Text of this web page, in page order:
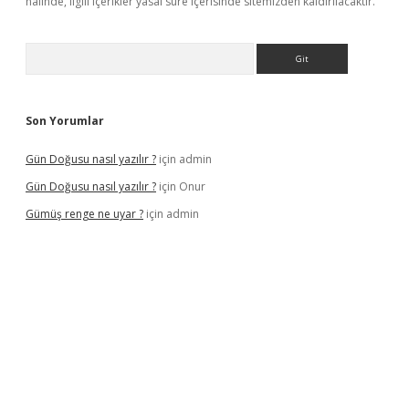
Son Yorumlar
Gün Doğusu nasıl yazılır ? için admin
Gün Doğusu nasıl yazılır ? için Onur
Gümüş renge ne uyar ? için admin